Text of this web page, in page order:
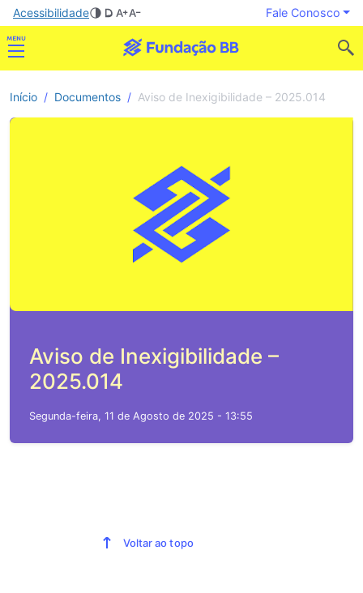
Acessibilidade Fale Conosco
Início Documentos Aviso de Inexigibilidade – 2025.014
Aviso de Inexigibilidade –
2025.014
Segunda-feira, 11 de Agosto de 2025 - 13:55
Voltar ao topo